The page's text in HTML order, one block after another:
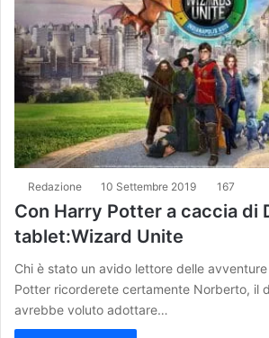
Redazione 10 Settembre 2019 167
Con Harry Potter a caccia di
tablet:Wizard Unite
Chi è stato un avido lettore delle
Potter ricorderete certamente Norberto, il
avrebbe voluto adottare…